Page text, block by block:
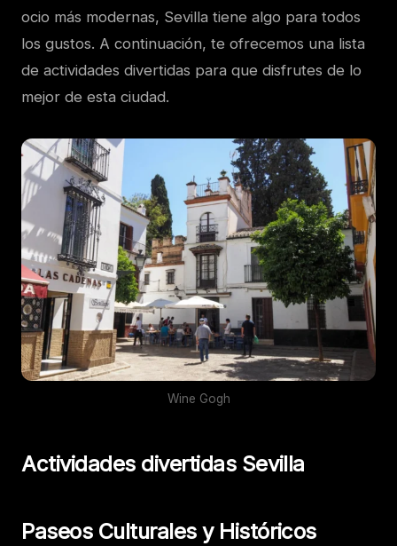
ocio más modernas, Sevilla tiene algo para todos
los gustos. A continuación, te ofrecemos una lista
de actividades divertidas para que disfrutes de lo
mejor de esta ciudad.
Wine Gogh
Actividades divertidas Sevilla
Paseos Culturales y Históricos